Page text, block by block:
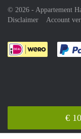
€
© 2026 - Appartement
Disclaimer
Account